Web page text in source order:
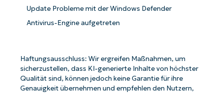
Update Probleme mit der Windows Defender
Antivirus-Engine aufgetreten
Haftungsausschluss: Wir ergreifen Maßnahmen, um
sicherzustellen, dass KI-generierte Inhalte von höchster
Qualität sind, können jedoch keine Garantie für ihre
Genauigkeit übernehmen und empfehlen den Nutzern,